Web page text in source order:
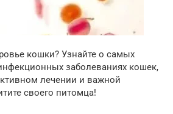
кошки? Узнайте о самых
заболеваниях кошек,
лечении и важной
своего питомца!